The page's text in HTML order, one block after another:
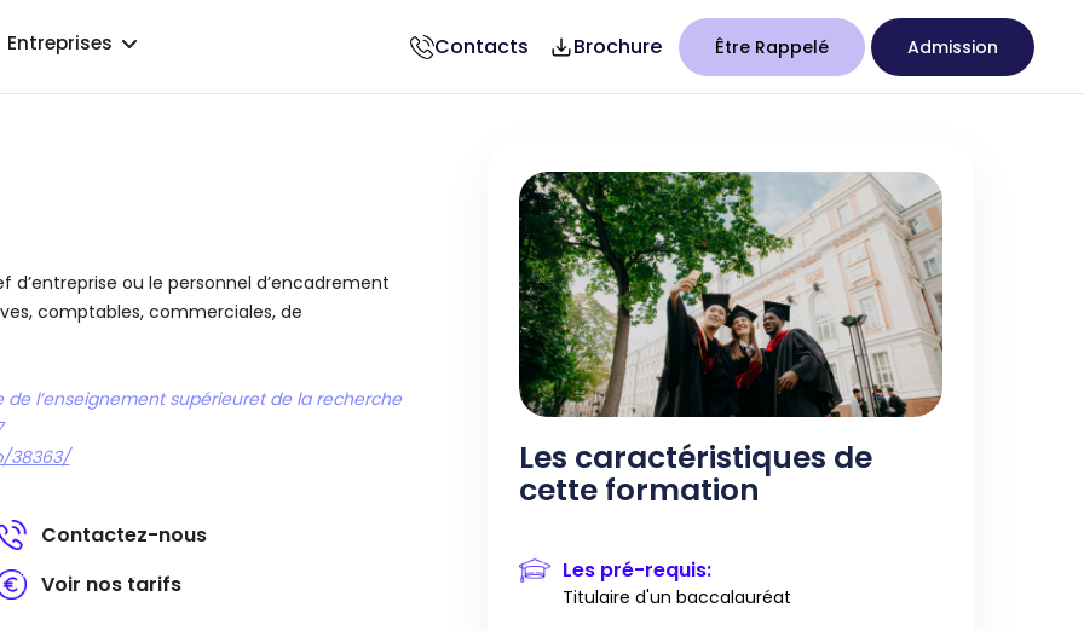
Entreprises
Contacts
Brochure Être Rappelé Admission
d’entreprise ou le personnel d’encadrement
comptables, commerciales, de
de l’enseignement supérieuret de la recherche
38363/
Contactez-nous
Voir nos tarifs
Les caractéristiques de
cette formation
Les pré-requis:
Titulaire d'un baccalauréat